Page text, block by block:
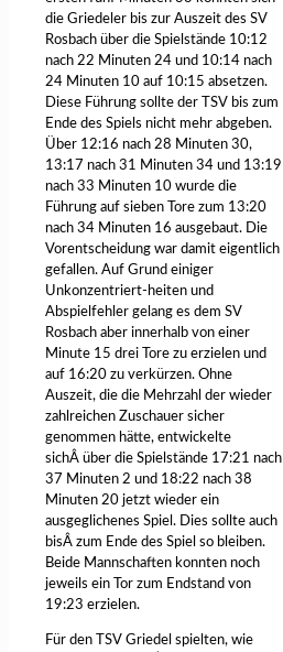
die Griedeler bis zur Auszeit des SV
Rosbach über die Spielstände 10:12
nach 22 Minuten 24 und 10:14 nach
24 Minuten 10 auf 10:15 absetzen.
Diese Führung sollte der TSV bis zum
Ende des Spiels nicht mehr abgeben.
Über 12:16 nach 28 Minuten 30,
13:17 nach 31 Minuten 34 und 13:19
nach 33 Minuten 10 wurde die
Führung auf sieben Tore zum 13:20
nach 34 Minuten 16 ausgebaut. Die
Vorentscheidung war damit eigentlich
gefallen. Auf Grund einiger
Unkonzentriert-heiten und
Abspielfehler gelang es dem SV
Rosbach aber innerhalb von einer
Minute 15 drei Tore zu erzielen und
auf 16:20 zu verkürzen. Ohne
Auszeit, die die Mehrzahl der wieder
zahlreichen Zuschauer sicher
genommen hätte, entwickelte
sichÂ über die Spielstände 17:21 nach
37 Minuten 2 und 18:22 nach 38
Minuten 20 jetzt wieder ein
ausgeglichenes Spiel. Dies sollte auch
bisÂ zum Ende des Spiel so bleiben.
Beide Mannschaften konnten noch
jeweils ein Tor zum Endstand von
19:23 erzielen.
Für den TSV Griedel spielten, wie